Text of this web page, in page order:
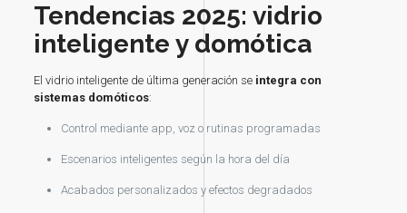
Tendencias 2025: vidrio
inteligente y domótica
El vidrio inteligente de última generación se integra con
sistemas domóticos:
Control mediante app, voz o rutinas programadas
Escenarios inteligentes según la hora del día
Acabados personalizados y efectos degradados